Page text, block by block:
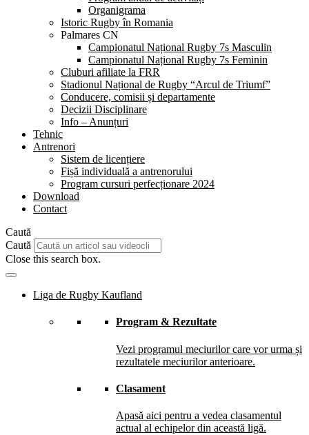
Organigrama
Istoric Rugby în Romania
Palmares CN
Campionatul Național Rugby 7s Masculin
Campionatul Național Rugby 7s Feminin
Cluburi afiliate la FRR
Stadionul Național de Rugby “Arcul de Triumf”
Conducere, comisii și departamente
Decizii Disciplinare
Info – Anunțuri
Tehnic
Antrenori
Sistem de licențiere
Fișă individuală a antrenorului
Program cursuri perfecționare 2024
Download
Contact
Caută
Caută
Close this search box.
Liga de Rugby Kaufland
Program & Rezultate
Vezi programul meciurilor care vor urma și
rezultatele meciurilor anterioare.
Clasament
Apasă aici pentru a vedea clasamentul
actual al echipelor din această ligă.